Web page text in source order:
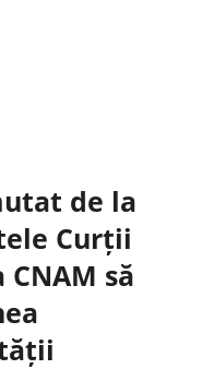
de la
Curții
să